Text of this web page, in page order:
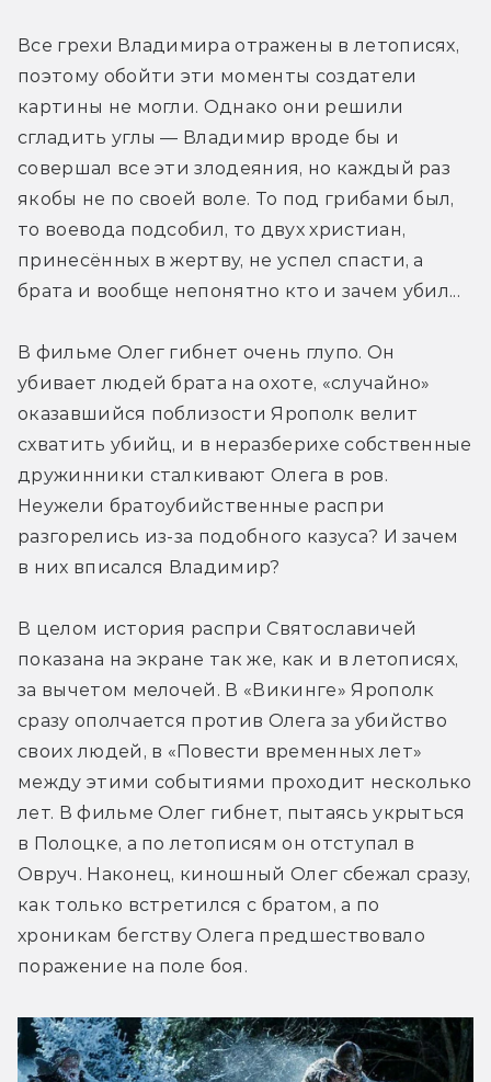
Все грехи Владимира отражены в летописях,
поэтому обойти эти моменты создатели
картины не могли. Однако они решили
сгладить углы — Владимир вроде бы и
совершал все эти злодеяния, но каждый раз
якобы не по своей воле. То под грибами был,
то воевода подсобил, то двух христиан,
принесённых в жертву, не успел спасти, а
брата и вообще непонятно кто и зачем убил...
В фильме Олег гибнет очень глупо. Он
убивает людей брата на охоте, «случайно»
оказавшийся поблизости Ярополк велит
схватить убийц, и в неразберихе собственные
дружинники сталкивают Олега в ров.
Неужели братоубийственные распри
разгорелись из-за подобного казуса? И зачем
в них вписался Владимир?
В целом история распри Святославичей
показана на экране так же, как и в летописях,
за вычетом мелочей. В «Викинге» Ярополк
сразу ополчается против Олега за убийство
своих людей, в «Повести временных лет»
между этими событиями проходит несколько
лет. В фильме Олег гибнет, пытаясь укрыться
в Полоцке, а по летописям он отступал в
Овруч. Наконец, киношный Олег сбежал сразу,
как только встретился с братом, а по
хроникам бегству Олега предшествовало
поражение на поле боя.